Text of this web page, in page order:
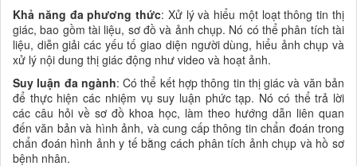
Khả năng đa phương thức: Xử lý và hiểu một loạt thông tin thị
giác, bao gồm tài liệu, sơ đồ và ảnh chụp. Nó có thể phân tích tài
liệu, diễn giải các yếu tố giao diện người dùng, hiểu ảnh chụp và
xử lý nội dung thị giác động như video và hoạt ảnh.
Suy luận đa ngành: Có thể kết hợp thông tin thị giác và văn bản
để thực hiện các nhiệm vụ suy luận phức tạp. Nó có thể trả lời
các câu hỏi về sơ đồ khoa học, làm theo hướng dẫn liên quan
đến văn bản và hình ảnh, và cung cấp thông tin chẩn đoán trong
chẩn đoán hình ảnh y tế bằng cách phân tích ảnh chụp và hồ sơ
bệnh nhân.